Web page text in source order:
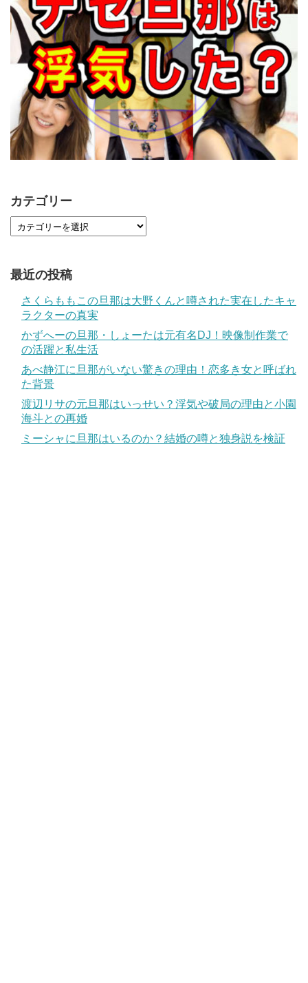
カテゴリー
最近の投稿
さくらももこの旦那は大野くんと噂された実在したキャ
ラクターの真実
かずへーの旦那・しょーたは元有名DJ！映像制作業で
の活躍と私生活
あべ静江に旦那がいない驚きの理由！恋多き女と呼ばれ
た背景
渡辺リサの元旦那はいっせい？浮気や破局の理由と小園
海斗との再婚
ミーシャに旦那はいるのか？結婚の噂と独身説を検証